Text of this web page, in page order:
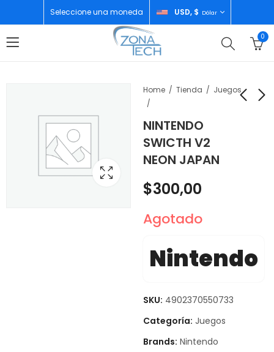
Seleccione una moneda USD, $ Dólar
0
Home Tienda Juegos
NINTENDO
SWICTH V2
NEON JAPAN
SWITCH PRO JAPON
ZELDA
$ 65,00
SWITCH
PINK/YELLOW
$65,00
$300,00
Agotado
Nintendo
SKU: 4902370550733
Categoría: Juegos
Brands: Nintendo